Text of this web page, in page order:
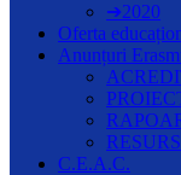
➔2020
Oferta
Anunțuri
C.E.A.C.